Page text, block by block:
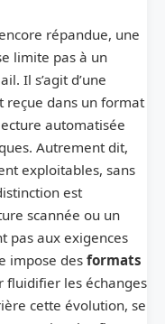
répandue, une
limite pas à un
Il s’agit d’une
reçue dans un format
automatisée
Autrement dit,
exploitables, sans
est
scannée ou un
pas aux exigences
impose desformats
fluidifier les échanges
cette évolution, se